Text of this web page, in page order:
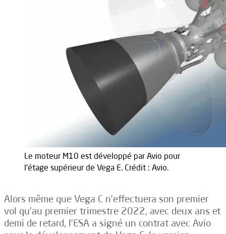
Le moteur M10 est développé par Avio pour
l'étage supérieur de Vega E. Crédit : Avio.
Alors même que Vega C n’effectuera son premier
vol qu’au premier trimestre 2022, avec deux ans et
demi de retard, l’ESA a signé un contrat avec Avio